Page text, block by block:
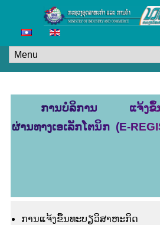
ການບໍລິການ ແຈ້ງຂຶ້ນ
ຜ່ານທາງເອເລັກໂຕນິກ (E-
ການແຈ້ງຂຶ້ນທະບຽວິສາຫະກິດ